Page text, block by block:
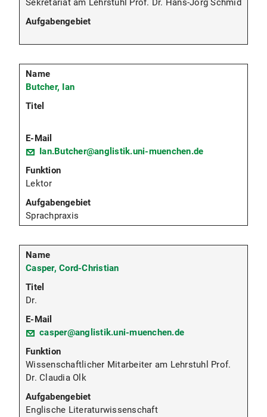
Sekretariat am Lehrstuhl Prof. Dr. Hans-Jörg Schmid
Butcher, Ian
Ian.Butcher@anglistik.uni-muenchen.de
Lektor
Sprachpraxis
Casper, Cord-Christian
Dr.
casper@anglistik.uni-muenchen.de
Wissenschaftlicher Mitarbeiter am Lehrstuhl Prof.
Dr. Claudia Olk
Englische Literaturwissenschaft